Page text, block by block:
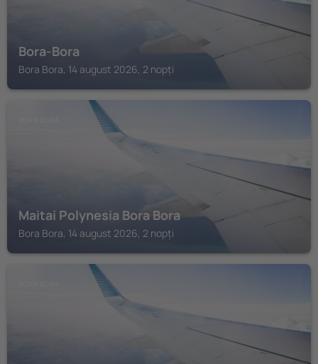
Bora-Bora
Bora Bora, 14 august 2026, 2 nopți
Maitai Polynesia Bora Bora
Bora Bora, 14 august 2026, 2 nopți